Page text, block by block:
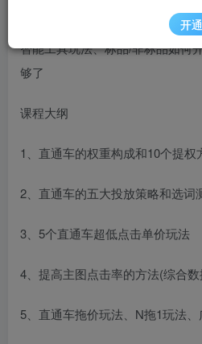
权重分析方法、关键词超低价玩
智能工具玩法、标品/非标品如
够了
课程大纲
1、直通车的权重构成和10个提权
2、直通车的五大投放策略和选词
3、5个直通车超低点击单价玩法
4、提高主图点击率的方法(综合数
5、直通车拖价玩法、N拖1玩法
开